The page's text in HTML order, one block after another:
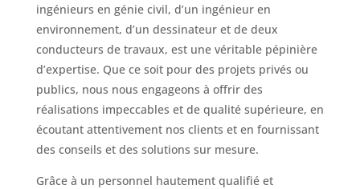
ingénieurs en génie civil, d’un ingénieur en
environnement, d’un dessinateur et de deux
conducteurs de travaux, est une véritable pépinière
d’expertise. Que ce soit pour des projets privés ou
publics, nous nous engageons à offrir des
réalisations impeccables et de qualité supérieure, en
écoutant attentivement nos clients et en fournissant
des conseils et des solutions sur mesure.
Grâce à un personnel hautement qualifié et